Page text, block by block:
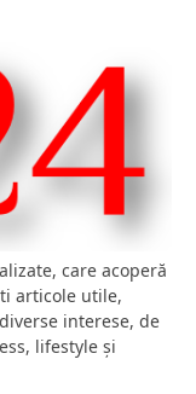
care acoperă
articole utile,
interese, de
lifestyle și